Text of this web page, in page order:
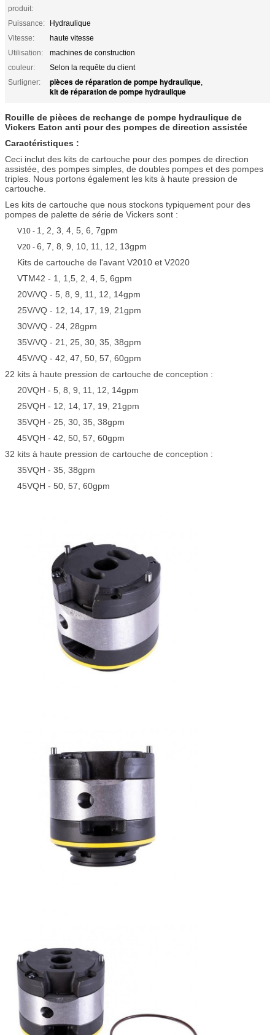
produit:
Puissance:
Hydraulique
Vitesse:
haute vitesse
Utilisation:
machines de construction
couleur:
Selon la requête du client
Surligner:
pièces de réparation de pompe hydraulique,
kit de réparation de pompe hydraulique
Rouille de pièces de rechange de pompe hydraulique de
Vickers Eaton anti pour des pompes de direction assistée
Caractéristiques :
Ceci inclut des kits de cartouche pour des pompes de direction
assistée, des pompes simples, de doubles pompes et des pompes
triples. Nous portons également les kits à haute pression de
cartouche.
Les kits de cartouche que nous stockons typiquement pour des
pompes de palette de série de Vickers sont :
V10 - 1, 2, 3, 4, 5, 6, 7gpm
V20 - 6, 7, 8, 9, 10, 11, 12, 13gpm
Kits de cartouche de l'avant V2010 et V2020
VTM42 - 1, 1,5, 2, 4, 5, 6gpm
20V/VQ - 5, 8, 9, 11, 12, 14gpm
25V/VQ - 12, 14, 17, 19, 21gpm
30V/VQ - 24, 28gpm
35V/VQ - 21, 25, 30, 35, 38gpm
45V/VQ - 42, 47, 50, 57, 60gpm
22 kits à haute pression de cartouche de conception :
20VQH - 5, 8, 9, 11, 12, 14gpm
25VQH - 12, 14, 17, 19, 21gpm
35VQH - 25, 30, 35, 38gpm
45VQH - 42, 50, 57, 60gpm
32 kits à haute pression de cartouche de conception :
35VQH - 35, 38gpm
45VQH - 50, 57, 60gpm